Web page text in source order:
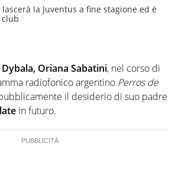
la Juventus a fine stagione ed è
Oriana Sabatini, nel corso di
radiofonico argentino Perros de
il desiderio di suo padre
in futuro.